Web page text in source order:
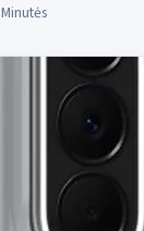
Minutės